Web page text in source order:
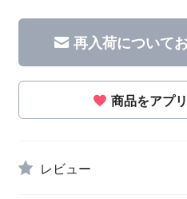
再入荷について
商品をアプ
レビュー